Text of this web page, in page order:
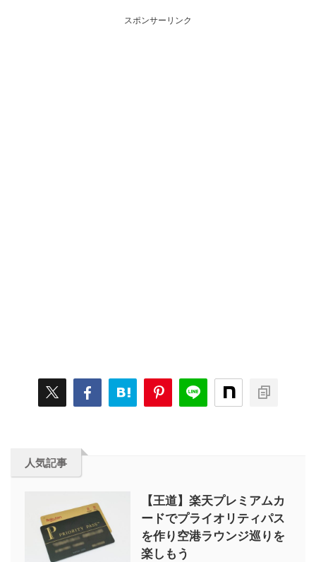
スポンサーリンク
人気記事
【王道】楽天プレミアムカ
ードでプライオリティパス
を作り空港ラウンジ巡りを
楽しもう